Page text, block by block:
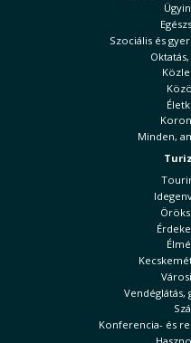
Szociális és
Minden,
Vendéglátás,
Konferencia- és